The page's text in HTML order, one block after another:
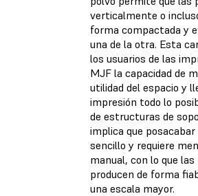
verticalmente o
forma compactada y
una de la otra. Esta
los usuarios de las
MJF la capacidad de
utilidad del espacio y
impresión todo lo
de estructuras de
implica que
sencillo y requiere
manual, con lo que las
producen de forma
una escala mayor.